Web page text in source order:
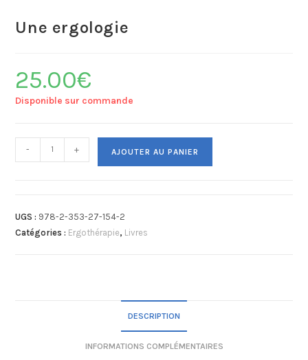
Une ergologie
25.00€
Disponible sur commande
- + AJOUTER AU PANIER
UGS : 978-2-353-27-154-2
Catégories : Ergothérapie, Livres
DESCRIPTION
INFORMATIONS COMPLÉMENTAIRES